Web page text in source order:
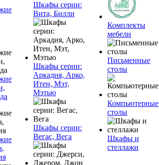
Шкафы серии:
Вита, Билли
Шкафы серии:
Аркадия, Арко,
Итен, Мэт,
Мэтью
Шкафы серии:
Вегас, Вега
Комплекты
мебели
Письменные
столы
Компьютерные
столы
Шкафы и
стеллажи